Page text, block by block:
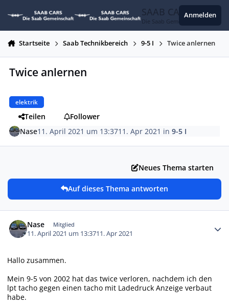
SAAB CARS
Die Saab Gemeinschaft
Anmelden
Startseite Saab Technikbereich 9-5 I Twice anlernen
Twice anlernen
elektrik
Teilen
Follower
Nase11. April 2021 um 13:3711. Apr 2021 in9-5 I
Neues Thema starten
Auf dieses Thema antworten
Nase Mitglied
11. April 2021 um 13:3711. Apr 2021
Hallo zusammen.
Mein 9-5 von 2002 hat das twice verloren, nachdem ich den
lpt tacho gegen einen tacho mit Ladedruck Anzeige verbaut
habe.